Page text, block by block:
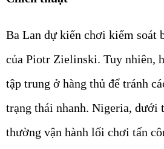
Ba Lan dự kiến chơi kiểm soát
của Piotr Zielinski. Tuy nhiên,
tập trung ở hàng thủ để tránh
trạng thái nhanh. Nigeria, dưới
thường vận hành lối chơi tấn